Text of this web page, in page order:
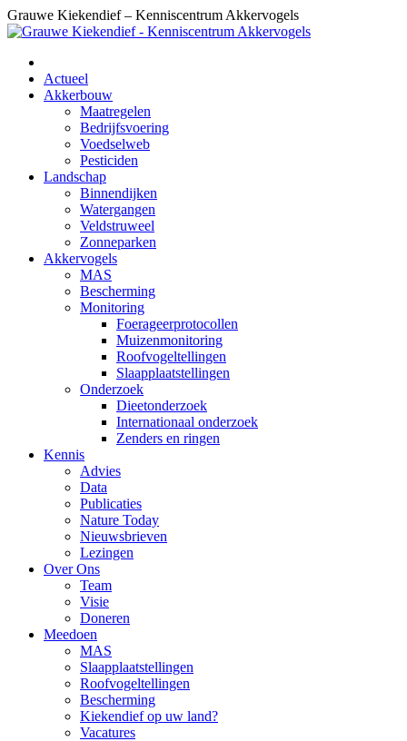
Skip
to
Grauwe Kiekendief – Kenniscentrum Akkervogels
Actueel
Akkerbouw
Maatregelen
Bedrijfsvoering
Voedselweb
Pesticiden
Landschap
Binnendijken
Watergangen
Veldstruweel
Zonneparken
Akkervogels
MAS
Bescherming
Monitoring
Foerageerprotocollen
Muizenmonitoring
Roofvogeltellingen
Slaapplaatstellingen
Onderzoek
Dieetonderzoek
Internationaal onderzoek
Zenders en ringen
Kennis
Advies
Data
Publicaties
Nature Today
Nieuwsbrieven
Lezingen
Over Ons
Team
Visie
Doneren
Meedoen
MAS
Slaapplaatstellingen
Roofvogeltellingen
Bescherming
Kiekendief op uw land?
Vacatures